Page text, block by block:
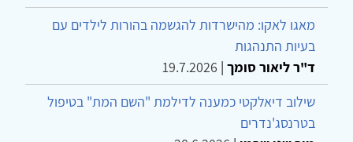
מאגו לאקו: מהישרדות להגשמה בהורות לילדים עם
בעיות התנהגות
ד"ר ליאור סומך |
19.7.2026
שילוב דיאלקטי כמענה לדילמת "השם המת" בטיפול
בטרנסג'נדרים